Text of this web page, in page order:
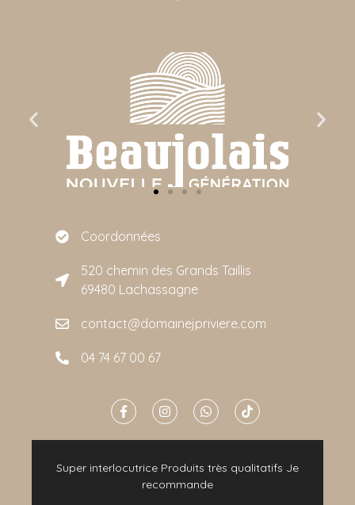
Coordonnées
520 chemin des Grands Taillis
69480 Lachassagne
contact@domainejpriviere.com
04 74 67 00 67
Super interlocutrice Produits très qualitatifs Je
recommande